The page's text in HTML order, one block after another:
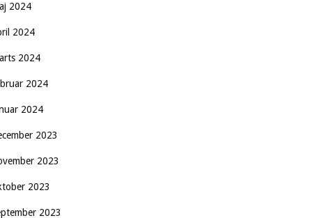
2024
2024
2024
2024
2024
2023
2023
2023
2023